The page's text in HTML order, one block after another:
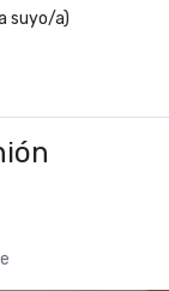
suyo/a)